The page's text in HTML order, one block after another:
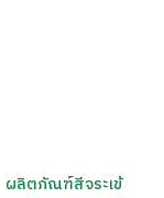
ผลิตภัณฑ์สีจระเข้